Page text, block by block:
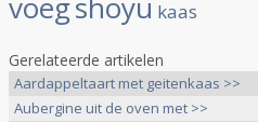
kaas
Gerelateerde artikelen
Aardappeltaart met geitenkaas >>
Aubergine uit de oven met >>